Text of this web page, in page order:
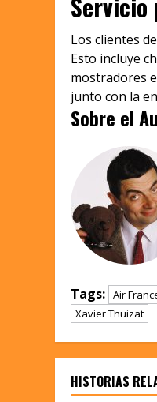
Los clientes
Esto incluye
mostradores
junto con la
Sobre el
Tags: Air
Xavier Thuizat
HISTORIAS